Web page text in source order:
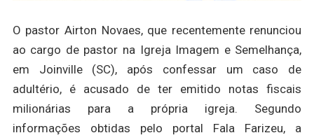
O pastor Airton Novaes, que recentemente renunciou
ao cargo de pastor na Igreja Imagem e Semelhança,
em Joinville (SC), após confessar um caso de
adultério, é acusado de ter emitido notas fiscais
milionárias para a própria igreja. Segundo
informações obtidas pelo portal Fala Farizeu, a